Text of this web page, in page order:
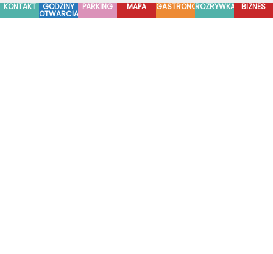
KONTAKT GODZINY
OTWARCIA
PARKING MAPA GASTRONOMIAROZRYWKA BIZNES